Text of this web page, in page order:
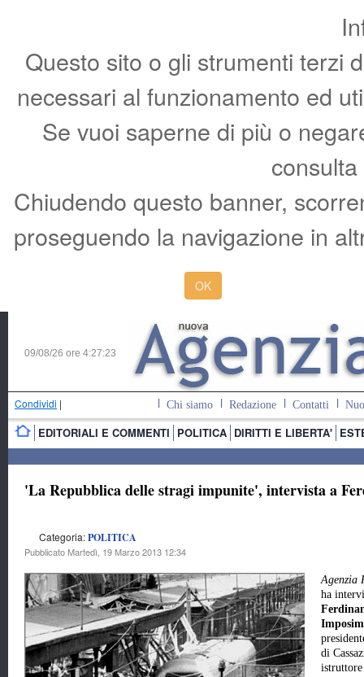
Questo sito o gli strumenti terzi
necessari al funzionamento ed
Se vuoi saperne di più o
Chiudendo questo banner,
proseguendo la navigazione in
OK
09/08/26 ore 4:27:24
Condividi | Chi siamo Redazione Contatti
EDITORIALI E COMMENTI POLITICA DIRITTI E LIBERTA'
'La Repubblica delle stragi impunite', intervista a
Categoria:POLITICA
Pubblicato Martedì, 19 Marzo 2013 12:34
Agenzia
ha
di